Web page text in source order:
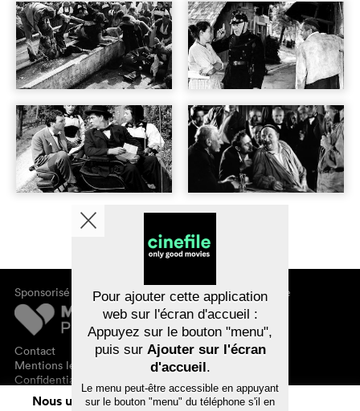
Sponsorisé par
Contact
Mentions légales
Confidentialité des données
À propos de cinefile
S'inscrire/s'abonner
Newsletter
FAQ
Bons-cadeaux
Nous utilisons des cookies. En naviguant
Pour ajouter cette application
web sur l'écran d'accueil :
Appuyez sur le bouton "menu",
puis sur Ajouter sur l'écran
d'accueil.
Le menu peut-être accessible en appuyant
sur le bouton "menu" du téléphone s'il en